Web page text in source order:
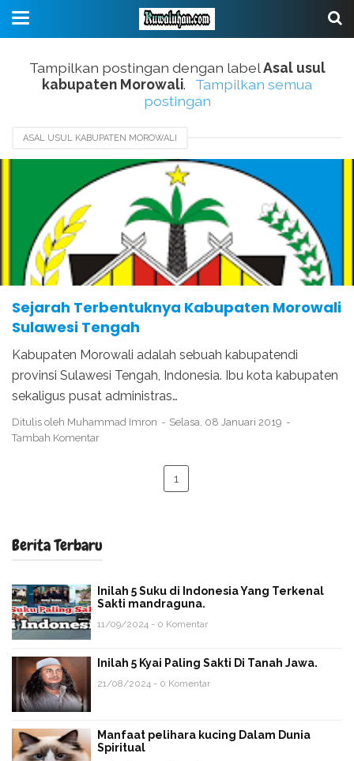
Tampilkan postingan dengan labelAsal usul
kabupaten Morowali.
Tampilkan semua
postingan
ASAL USUL KABUPATEN MOROWALI
AWAL MULA KABUPATEN BANGGAI
AWAL MULA KABUPATEN DONGGALA
AWAL MULA KABUPATEN MOROWALI
HARI JADI KABUPATEN MOROWALI
Sejarah Terbentuknya Kabupaten Morowali
Sulawesi Tengah
Kabupaten Morowali adalah sebuah kabupatendi
provinsi Sulawesi Tengah, Indonesia. Ibu kota kabupaten
sekaligus pusat administras…
Ditulis oleh Muhammad Imron
Selasa, 08 Januari 2019
Tambah Komentar
1
Berita Terbaru
Inilah 5 Suku di Indonesia Yang Terkenal
Sakti mandraguna.
11/09/2024 - 0 Komentar
Inilah 5 Kyai Paling Sakti Di Tanah Jawa.
21/08/2024 - 0 Komentar
Manfaat pelihara kucing Dalam Dunia
Spiritual